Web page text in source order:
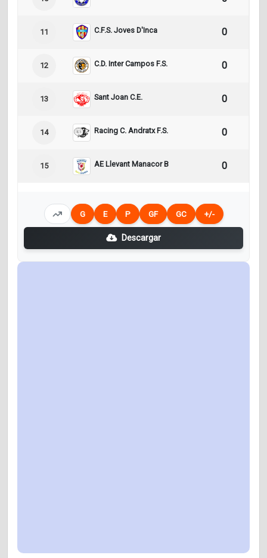
11 C.F.S. Joves D'Inca 0
12 C.D. Inter Campos F.S. 0
13 Sant Joan C.E. 0
14 Racing C. Andratx F.S. 0
15 AE Llevant Manacor B 0
G E P GF GC +/-
Descargar